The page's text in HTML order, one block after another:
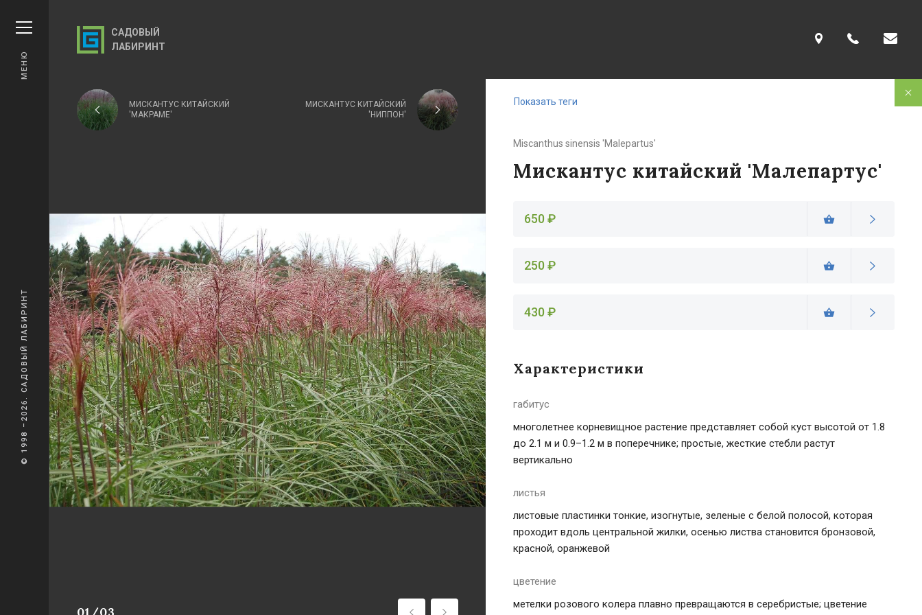
САДОВЫЙ
ЛАБИРИНТ
МИСКАНТУС КИТАЙСКИЙ
'МАКРАМЕ'
МИСКАНТУС КИТАЙСКИЙ
'НИППОН'
Показать теги
Miscanthus sinensis 'Malepartus'
Мискантус китайский 'Малепартус'
650 ₽
250 ₽
430 ₽
Характеристики
габитус
многолетнее корневищное растение представляет собой куст высотой от 1.8
до 2.1 м и 0.9–1.2 м в поперечнике; простые, жесткие стебли растут
вертикально
листья
листовые пластинки тонкие, изогнутые, зеленые с белой полосой, которая
проходит вдоль центральной жилки, осенью листва становится бронзовой,
красной, оранжевой
цветение
метелки розового колера плавно превращаются в серебристые; цветение
© 1998 –2026. САДОВЫЙ ЛАБИРИНТ
МЕНЮ